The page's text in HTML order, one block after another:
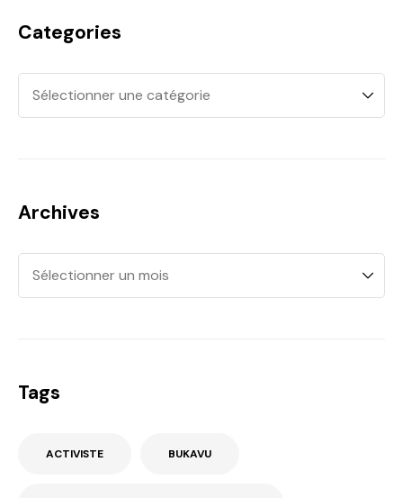
Categories
Archives
Tags
ACTIVISTE BUKAVU